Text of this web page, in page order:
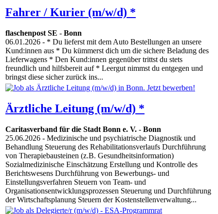
Fahrer / Kurier (m/w/d) *
flaschenpost SE - Bonn
06.01.2026 - * Du lieferst mit dem Auto Bestellungen an unsere
Kund:innen aus * Du kümmerst dich um die sichere Beladung des
Lieferwagens * Den Kund:innen gegenüber trittst du stets
freundlich und hilfsbereit auf * Leergut nimmst du entgegen und
bringst diese sicher zurück ins...
Ärztliche Leitung (m/w/d) *
Caritasverband für die Stadt Bonn e. V. - Bonn
25.06.2026 - Medizinische und psychiatrische Diagnostik und
Behandlung Steuerung des Rehabilitationsverlaufs Durchführung
von Therapiebausteinen (z.B. Gesundheitsinformation)
Sozialmedizinische Einschätzung Erstellung und Kontrolle des
Berichtswesens Durchführung von Bewerbungs- und
Einstellungsverfahren Steuern von Team- und
Organisationsentwicklungsprozessen Steuerung und Durchführung
der Wirtschaftsplanung Steuern der Kostenstellenverwaltung...